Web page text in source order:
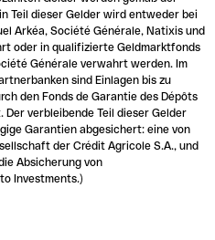
Teil dieser Gelder wird entweder bei
Arkéa, Société Générale, Natixis und
oder in qualifizierte Geldmarktfonds
Générale verwahrt werden. Im
sind Einlagen bis zu
den Fonds de Garantie des Dépôts
Der verbleibende Teil dieser Gelder
Garantien abgesichert: eine von
der Crédit Agricole S.A., und
Absicherung von
Investments.)